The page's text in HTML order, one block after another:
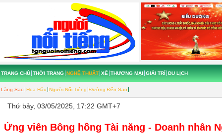
TRANG CHỦ THỜI TRANG NGHỆ THUẬT
Làng Sao Hoa Hậu Người Nổi Tiếng Đường Đến Sao
XẾ THƯƠNG MẠI GIẢI TRÍ DU LỊCH
Thứ bảy, 03/05/2025, 17:22 GMT+7
Ứng viên Bông hồng Tài năng - Doanh nhân